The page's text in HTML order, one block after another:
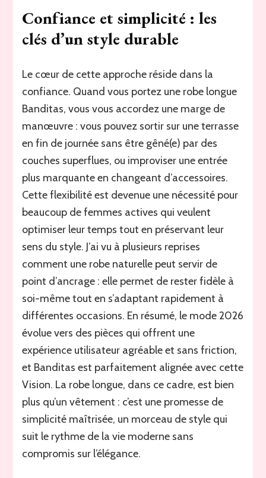
Confiance et simplicité : les
clés d’un style durable
Le cœur de cette approche réside dans la
confiance. Quand vous portez une robe longue
Banditas, vous vous accordez une marge de
manœuvre : vous pouvez sortir sur une terrasse
en fin de journée sans être gêné(e) par des
couches superflues, ou improviser une entrée
plus marquante en changeant d’accessoires.
Cette flexibilité est devenue une nécessité pour
beaucoup de femmes actives qui veulent
optimiser leur temps tout en préservant leur
sens du style. J’ai vu à plusieurs reprises
comment une robe naturelle peut servir de
point d’ancrage : elle permet de rester fidèle à
soi-même tout en s’adaptant rapidement à
différentes occasions. En résumé, le mode 2026
évolue vers des pièces qui offrent une
expérience utilisateur agréable et sans friction,
et Banditas est parfaitement alignée avec cette
Vision. La robe longue, dans ce cadre, est bien
plus qu’un vêtement : c’est une promesse de
simplicité maîtrisée, un morceau de style qui
suit le rythme de la vie moderne sans
compromis sur l’élégance.